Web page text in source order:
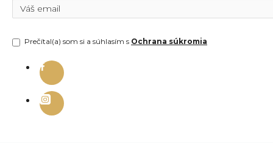
Prečítal(a) som si a súhlasím s Ochrana súkromia